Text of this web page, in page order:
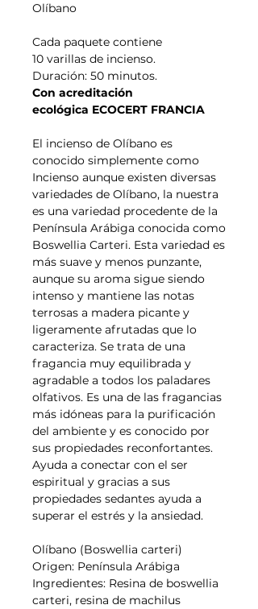
Olíbano
Cada paquete contiene
10 varillas de incienso.
Duración: 50 minutos.
Con acreditación
ecológica ECOCERT FRANCIA
El incienso de Olíbano es
conocido simplemente como
Incienso aunque existen diversas
variedades de Olíbano, la nuestra
es una variedad procedente de la
Península Arábiga conocida como
Boswellia Carteri. Esta variedad es
más suave y menos punzante,
aunque su aroma sigue siendo
intenso y mantiene las notas
terrosas a madera picante y
ligeramente afrutadas que lo
caracteriza. Se trata de una
fragancia muy equilibrada y
agradable a todos los paladares
olfativos. Es una de las fragancias
más idóneas para la purificación
del ambiente y es conocido por
sus propiedades reconfortantes.
Ayuda a conectar con el ser
espiritual y gracias a sus
propiedades sedantes ayuda a
superar el estrés y la ansiedad.
Olíbano (Boswellia carteri)
Origen: Península Arábiga
Ingredientes: Resina de boswellia
carteri, resina de machilus